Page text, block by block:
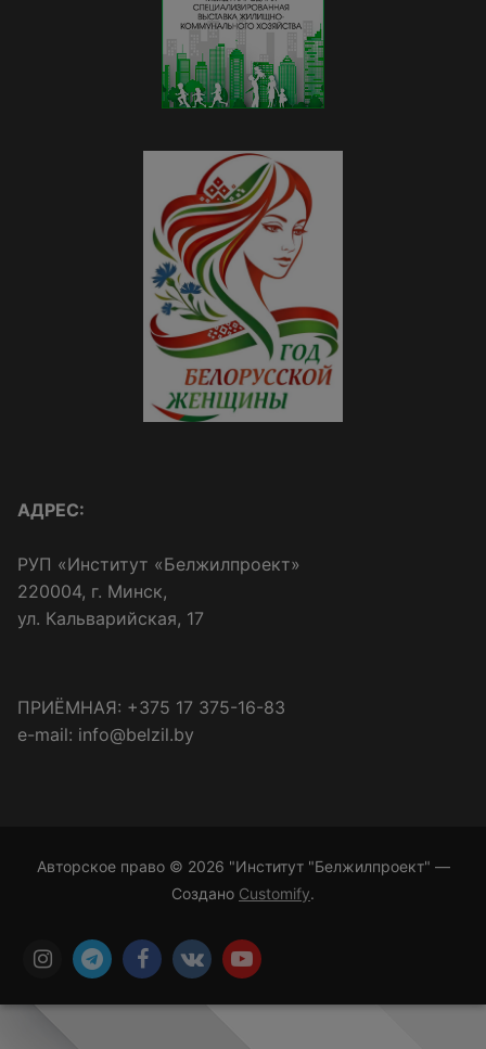
АДРЕС:
РУП «Институт «Белжилпроект»
220004, г. Минск,
ул. Кальварийская, 17
ПРИЁМНАЯ: +375 17 375-16-83
e-mail: info@belzil.by
Авторское право © 2026 "Институт "Белжилпроект" —
Создано Customify.